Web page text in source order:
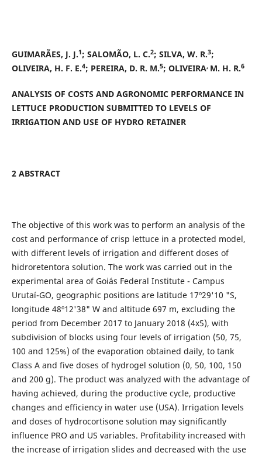
GUIMARÃES, J. J.1; SALOMÃO, L. C.2; SILVA, W. R.3;
OLIVEIRA, H. F. E.4; PEREIRA, D. R. M.5; OLIVEIRA, M. H. R.6
ANALYSIS OF COSTS AND AGRONOMIC PERFORMANCE IN
LETTUCE PRODUCTION SUBMITTED TO LEVELS OF
IRRIGATION AND USE OF HYDRO RETAINER
2 ABSTRACT
The objective of this work was to perform an analysis of the
cost and performance of crisp lettuce in a protected model,
with different levels of irrigation and different doses of
hidroretentora solution. The work was carried out in the
experimental area of Goiás Federal Institute - Campus
Urutaí-GO, geographic positions are latitude 17º29'10 "S,
longitude 48º12'38" W and altitude 697 m, excluding the
period from December 2017 to January 2018 (4x5), with
subdivision of blocks using four levels of irrigation (50, 75,
100 and 125%) of the evaporation obtained daily, to tank
Class A and five doses of hydrogel solution (0, 50, 100, 150
and 200 g). The product was analyzed with the advantage of
having achieved, during the productive cycle, productive
changes and efficiency in water use (USA). Irrigation levels
and doses of hydrocortisone solution may significantly
influence PRO and US variables. Profitability increased with
the increase of irrigation slides and decreased with the use